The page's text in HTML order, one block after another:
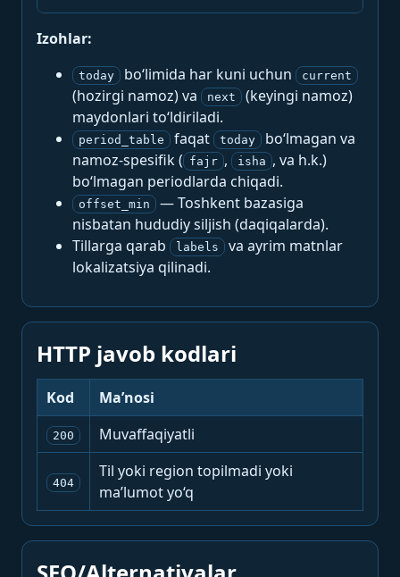
Izohlar:
today bo‘limida har kuni uchun current
(hozirgi namoz) va next
(keyingi namoz)
maydonlari to‘ldiriladi.
period_table faqat today
bo‘lmagan va
namoz-spesifik ( fajr , isha , va h.k.)
bo‘lmagan periodlarda chiqadi.
offset_min
— Toshkent bazasiga
nisbatan hududiy siljish (daqiqalarda).
Tillarga qarab
labels
va ayrim matnlar
lokalizatsiya qilinadi.
HTTP javob kodlari
Kod Ma’nosi
200 Muvaffaqiyatli
404
Til yoki region topilmadi yoki
ma’lumot yo‘q